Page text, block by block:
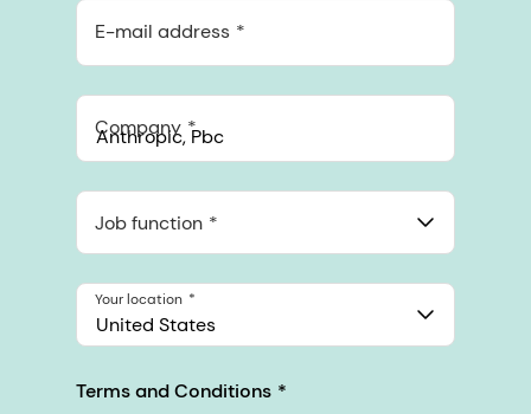
E-mail address
Company
548 Market St Pmb 90375, San Francisco, California, US
Job function
United States
Your location
Terms and Conditions